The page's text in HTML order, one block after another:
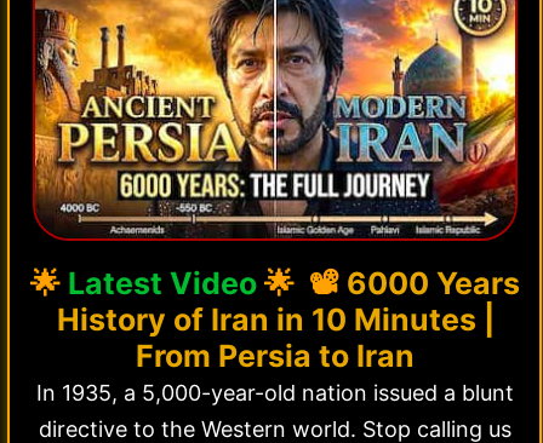
🌟 Latest Video 🌟 📽️ 6000 Years
History of Iran in 10 Minutes |
From Persia to Iran
In 1935, a 5,000-year-old nation issued a blunt
directive to the Western world. Stop calling us